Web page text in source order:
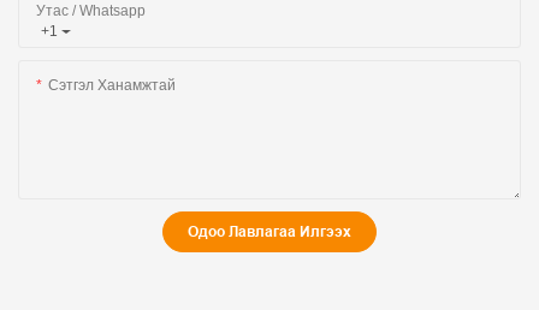
+1
Утас / Whatsapp
Сэтгэл Ханамжтай
Одоо Лавлагаа Илгээх